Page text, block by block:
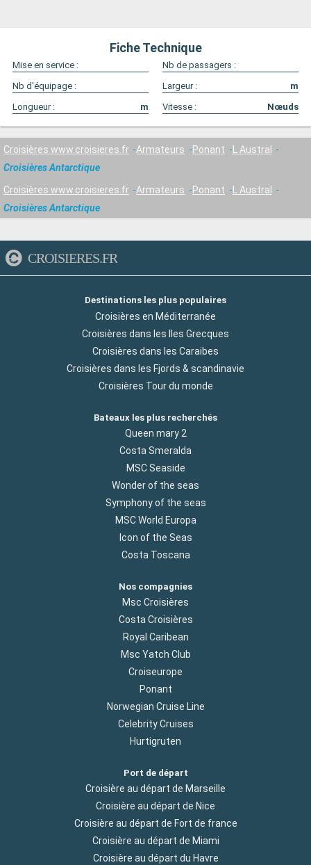
Fiche Technique
Mise en service :
Nb de passagers :
Nb d'équipage :
Largeur :
m
Longueur :
m Vitesse : Nœuds
Croisières www.croisieres.fr Armateurs Ponant
L Austral
Croisières Antarctique
Croisières www.croisieres.fr Armateurs Ponant
L Austral
Croisières Antarctique
CROISIERES.FR
Destinations les plus populaires
Croisières en Méditerranée
Croisières dans les Iles Grecques
Croisières dans les Caraibes
Croisières dans les Fjords & scandinavie
Croisières Tour du monde
Bateaux les plus recherchés
Queen mary 2
Costa Smeralda
MSC Seaside
Wonder of the seas
Symphony of the seas
MSC World Europa
Icon of the Seas
Costa Toscana
Nos compagnies
Msc Croisières
Costa Croisières
Royal Caribean
Msc Yatch Club
Croiseurope
Ponant
Norwegian Cruise Line
Celebrity Cruises
Hurtigruten
Port de départ
Croisière au départ de Marseille
Croisière au départ de Nice
Croisière au départ de Fort de france
Croisière au départ de Miami
Croisière au départ du Havre